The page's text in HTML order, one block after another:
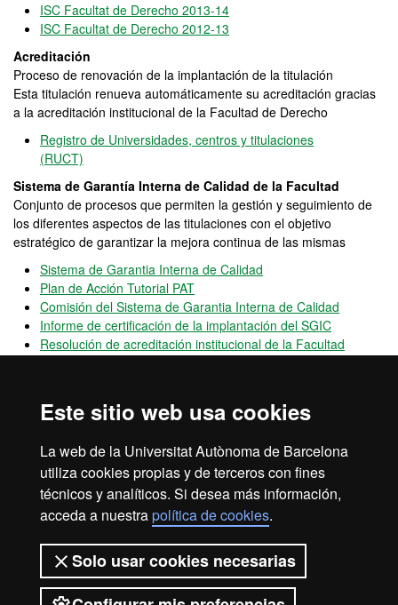
Este sitio web usa cookies
La web de la Universitat Autònoma de Barcelona
utiliza cookies propias y de terceros con fines
técnicos y analíticos. Si desea más información,
acceda a nuestrapolítica de cookies.
Solo usar cookies necesarias
ISC Facultat de Derecho 2013-14
ISC Facultat de Derecho 2012-13
Acreditación
Proceso de renovación de la implantación de la titulación
Esta titulación renueva automáticamente su acreditación gracias
a la acreditación institucional de la Facultad de Derecho
Registro de Universidades, centros y titulaciones
(RUCT)
Sistema de Garantía Interna de Calidad de la Facultad
Conjunto de procesos que permiten la gestión y seguimiento de
los diferentes aspectos de las titulaciones con el objetivo
estratégico de garantizar la mejora continua de las mismas
Sistema de Garantia Interna de Calidad
Plan de Acción Tutorial PAT
Comisión del Sistema de Garantia Interna de Calidad
Informe de certificación de la implantación del SGIC
Resolución de acreditación institucional de la Facultad
sugerencias, quejas y felicitaciones sobre el funcionamiento de la
Programas de movilidad e intercambio de la UAB
Accesibilidad web
Mapa del web UAB